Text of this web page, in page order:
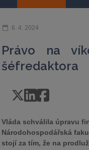
6. 4. 2024
Právo na
šéfredaktora
Vláda schválila úpravu
Národohospodářská
stojí za tím, že na